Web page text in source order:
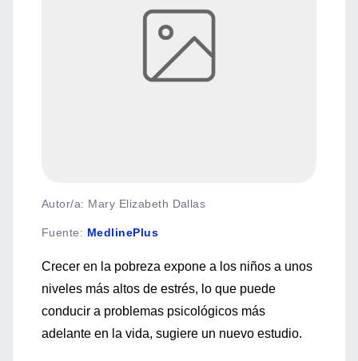
Autor/a: Mary Elizabeth Dallas
Fuente: MedlinePlus
Crecer en la pobreza expone a los niños a unos
niveles más altos de estrés, lo que puede
conducir a problemas psicológicos más
adelante en la vida, sugiere un nuevo estudio.